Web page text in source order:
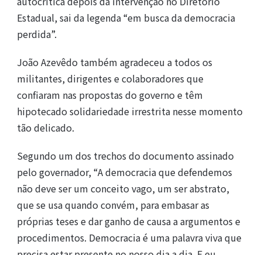
Estadual, sai da legenda “em busca da democracia
perdida”.
João Azevêdo também agradeceu a todos os
militantes, dirigentes e colaboradores que
confiaram nas propostas do governo e têm
hipotecado solidariedade irrestrita nesse momento
tão delicado.
Segundo um dos trechos do documento assinado
pelo governador, “A democracia que defendemos
não deve ser um conceito vago, um ser abstrato,
que se usa quando convém, para embasar as
próprias teses e dar ganho de causa a argumentos e
procedimentos. Democracia é uma palavra viva que